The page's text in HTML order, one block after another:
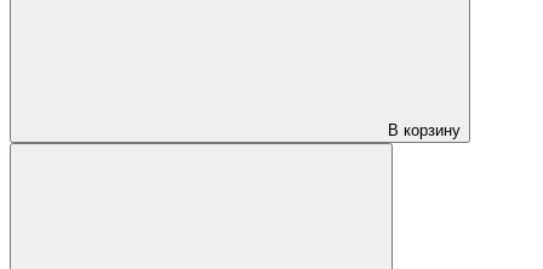
В корзину